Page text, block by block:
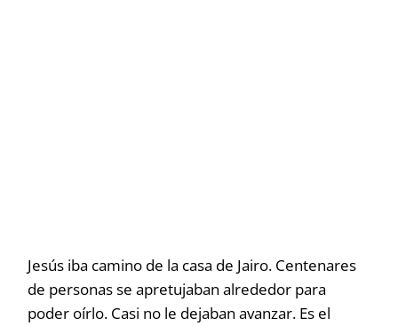
Jesús iba camino de la casa de Jairo. Centenares
de personas se apretujaban alrededor para
poder oírlo. Casi no le dejaban avanzar. Es el